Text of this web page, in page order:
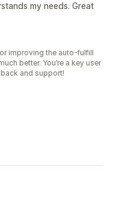
my needs. Great
improving the auto-fulfill
better. You’re a key user
and support!